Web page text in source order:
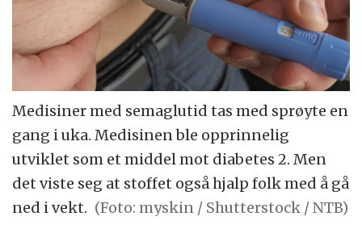
Medisiner med semaglutid tas med sprøyte en
gang i uka. Medisinen ble opprinnelig
utviklet som et middel mot diabetes 2. Men
det viste seg at stoffet også hjalp folk med å gå
ned i vekt. (Foto: myskin / Shutterstock / NTB)